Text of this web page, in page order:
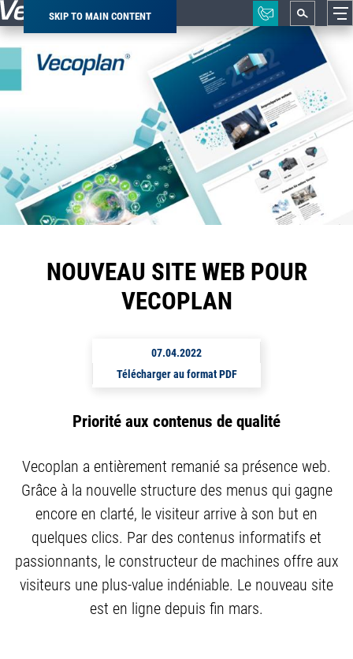
SKIP TO MAIN CONTENT
Breadcrumb
NOUVEAU SITE WEB POUR
VECOPLAN
07.04.2022
Télécharger au format PDF
Priorité aux contenus de qualité
Vecoplan a entièrement remanié sa présence web.
Grâce à la nouvelle structure des menus qui gagne
encore en clarté, le visiteur arrive à son but en
quelques clics. Par des contenus informatifs et
passionnants, le constructeur de machines offre aux
visiteurs une plus-value indéniable. Le nouveau site
est en ligne depuis fin mars.